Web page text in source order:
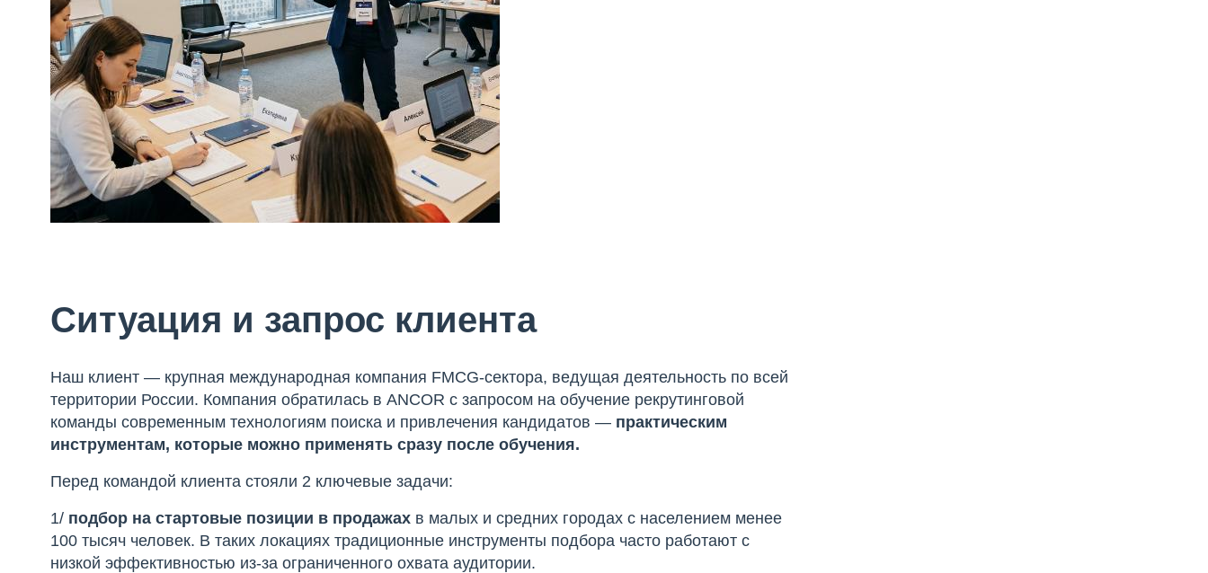
Ситуация и запрос клиента
Наш клиент — крупная международная компания FMCG-сектора, ведущая деятельность по всей
территории России. Компания обратилась в ANCOR с запросом на обучение рекрутинговой
команды современным технологиям поиска и привлечения кандидатов — практическим
инструментам, которые можно применять сразу после обучения.
Перед командой клиента стояли 2 ключевые задачи:
1/ подбор настартовые позиции в продажах в малых и средних городах с населением менее
100 тысяч человек. В таких локациях традиционные инструменты подбора часто работают с
низкой эффективностью из-за ограниченного охвата аудитории.